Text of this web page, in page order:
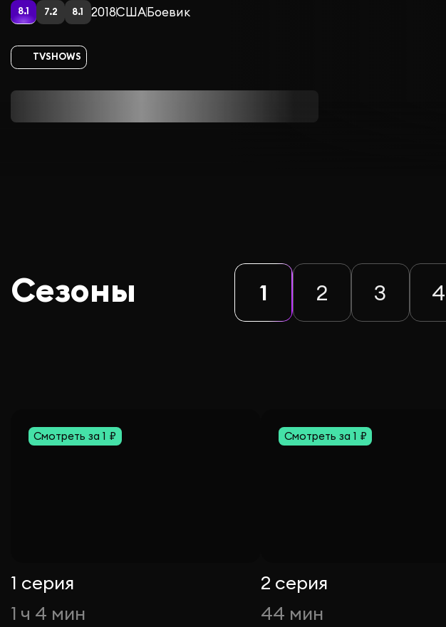
8.1 7.2 8.1 2018СШАБоевик
TVSHOWS
Сезоны 1 2 3 4
Смотреть за 1 ₽
1 серия
1 ч 4 мин
Смотреть за 1 ₽
2 серия
44 мин